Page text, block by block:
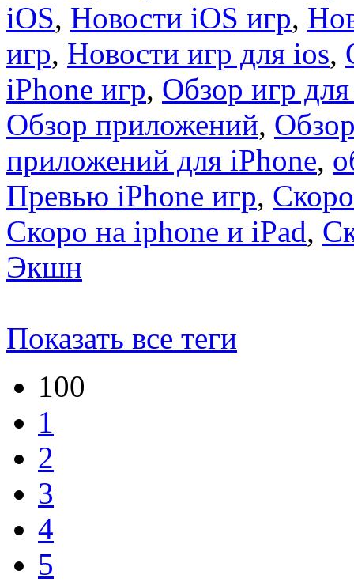
iOS, Новости iOS игр,
игр, Новости игр для ios,
iPhone игр, Обзор игр
Обзор приложений,
приложений для iPhone,
Превью iPhone игр,
Скоро на iphone и iPad,
Экшн
Показать все теги
100
1
2
3
4
5